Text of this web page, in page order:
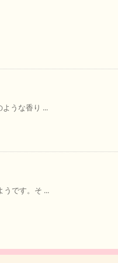
うな香り ...
うです。そ ...